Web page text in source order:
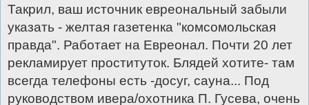
б
щ
е
н
и
е
Такрил, ваш источник евреональный забыли
указать - желтая газетенка "комсомольская
правда". Работает на Евреонал. Почти 20 лет
рекламирует проституток. Блядей хотите- там
всегда телефоны есть -досуг, сауна... Под
руководством ивера/охотника П. Гусева, очень